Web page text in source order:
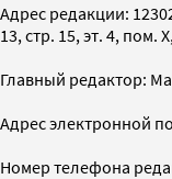
Адрес редакции:
13, стр. 15, эт. 4, пом.
Главный редактор:
Адрес электронной
Номер телефона